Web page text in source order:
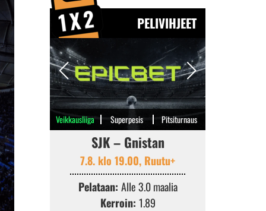
PELIVIHJEET
SJK – Gnistan
7.8. klo 19.00, Ruutu+
Pelataan: Alle 3.0 maalia
Kerroin: 1.89
Veikkausliiga Superpesis Pitsiturnaus